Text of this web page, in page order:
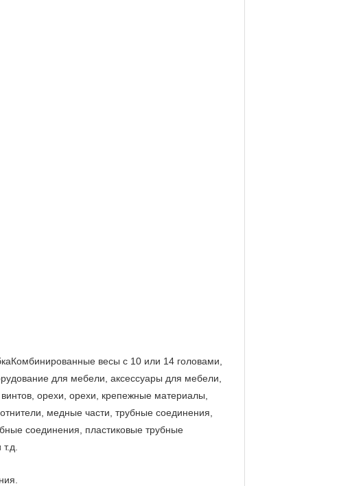
Комбинированные весы с 10 или 14 головами
для мебели, аксессуары для мебели,
орехи, орехи, крепежные материалы,
медные части, трубные соединения,
соединения, пластиковые трубные